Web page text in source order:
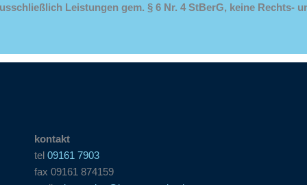
Leistungen gem. § 6 Nr. 4 StBerG, keine Rechts-
kontakt
tel 09161 7903
fax 09161 874159